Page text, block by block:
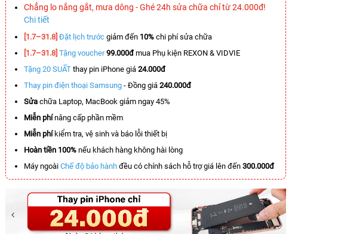
Chẳng lo nắng gắt, mưa dông - Ghé 24h sửa chữa chỉ từ 24.000đ!
Chi tiết
[1.7–31.8] Đặt lịch trước giảm đến 10% chi phí sửa chữa
[1.7–31.8] Tặng voucher 99.000đmua Phụ kiện REXON & VIDVIE
Tặng 20 SUẤT thay pin iPhone giá 24.000đ
Thay pin điện thoại Samsung - Đồng giá 240.000đ
Sửa chữa Laptop, MacBook giảm ngay 45%
Miễn phínâng cấp phần mềm
Miễn phíkiểm tra, vệ sinh và báo lỗi thiết bị
Hoàn tiền 100% nếu khách hàng không hài lòng
Máy ngoài Chế độ bảo hành đều có chính sách hỗ trợ giá lên đến 300.000đ